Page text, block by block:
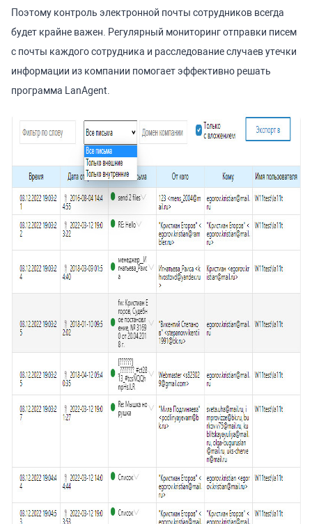
Поэтому контроль электронной почты сотрудников всегда
будет крайне важен. Регулярный мониторинг отправки писем
с почты каждого сотрудника и расследование случаев утечки
информации из компании помогает эффективно решать
программа LanAgent.